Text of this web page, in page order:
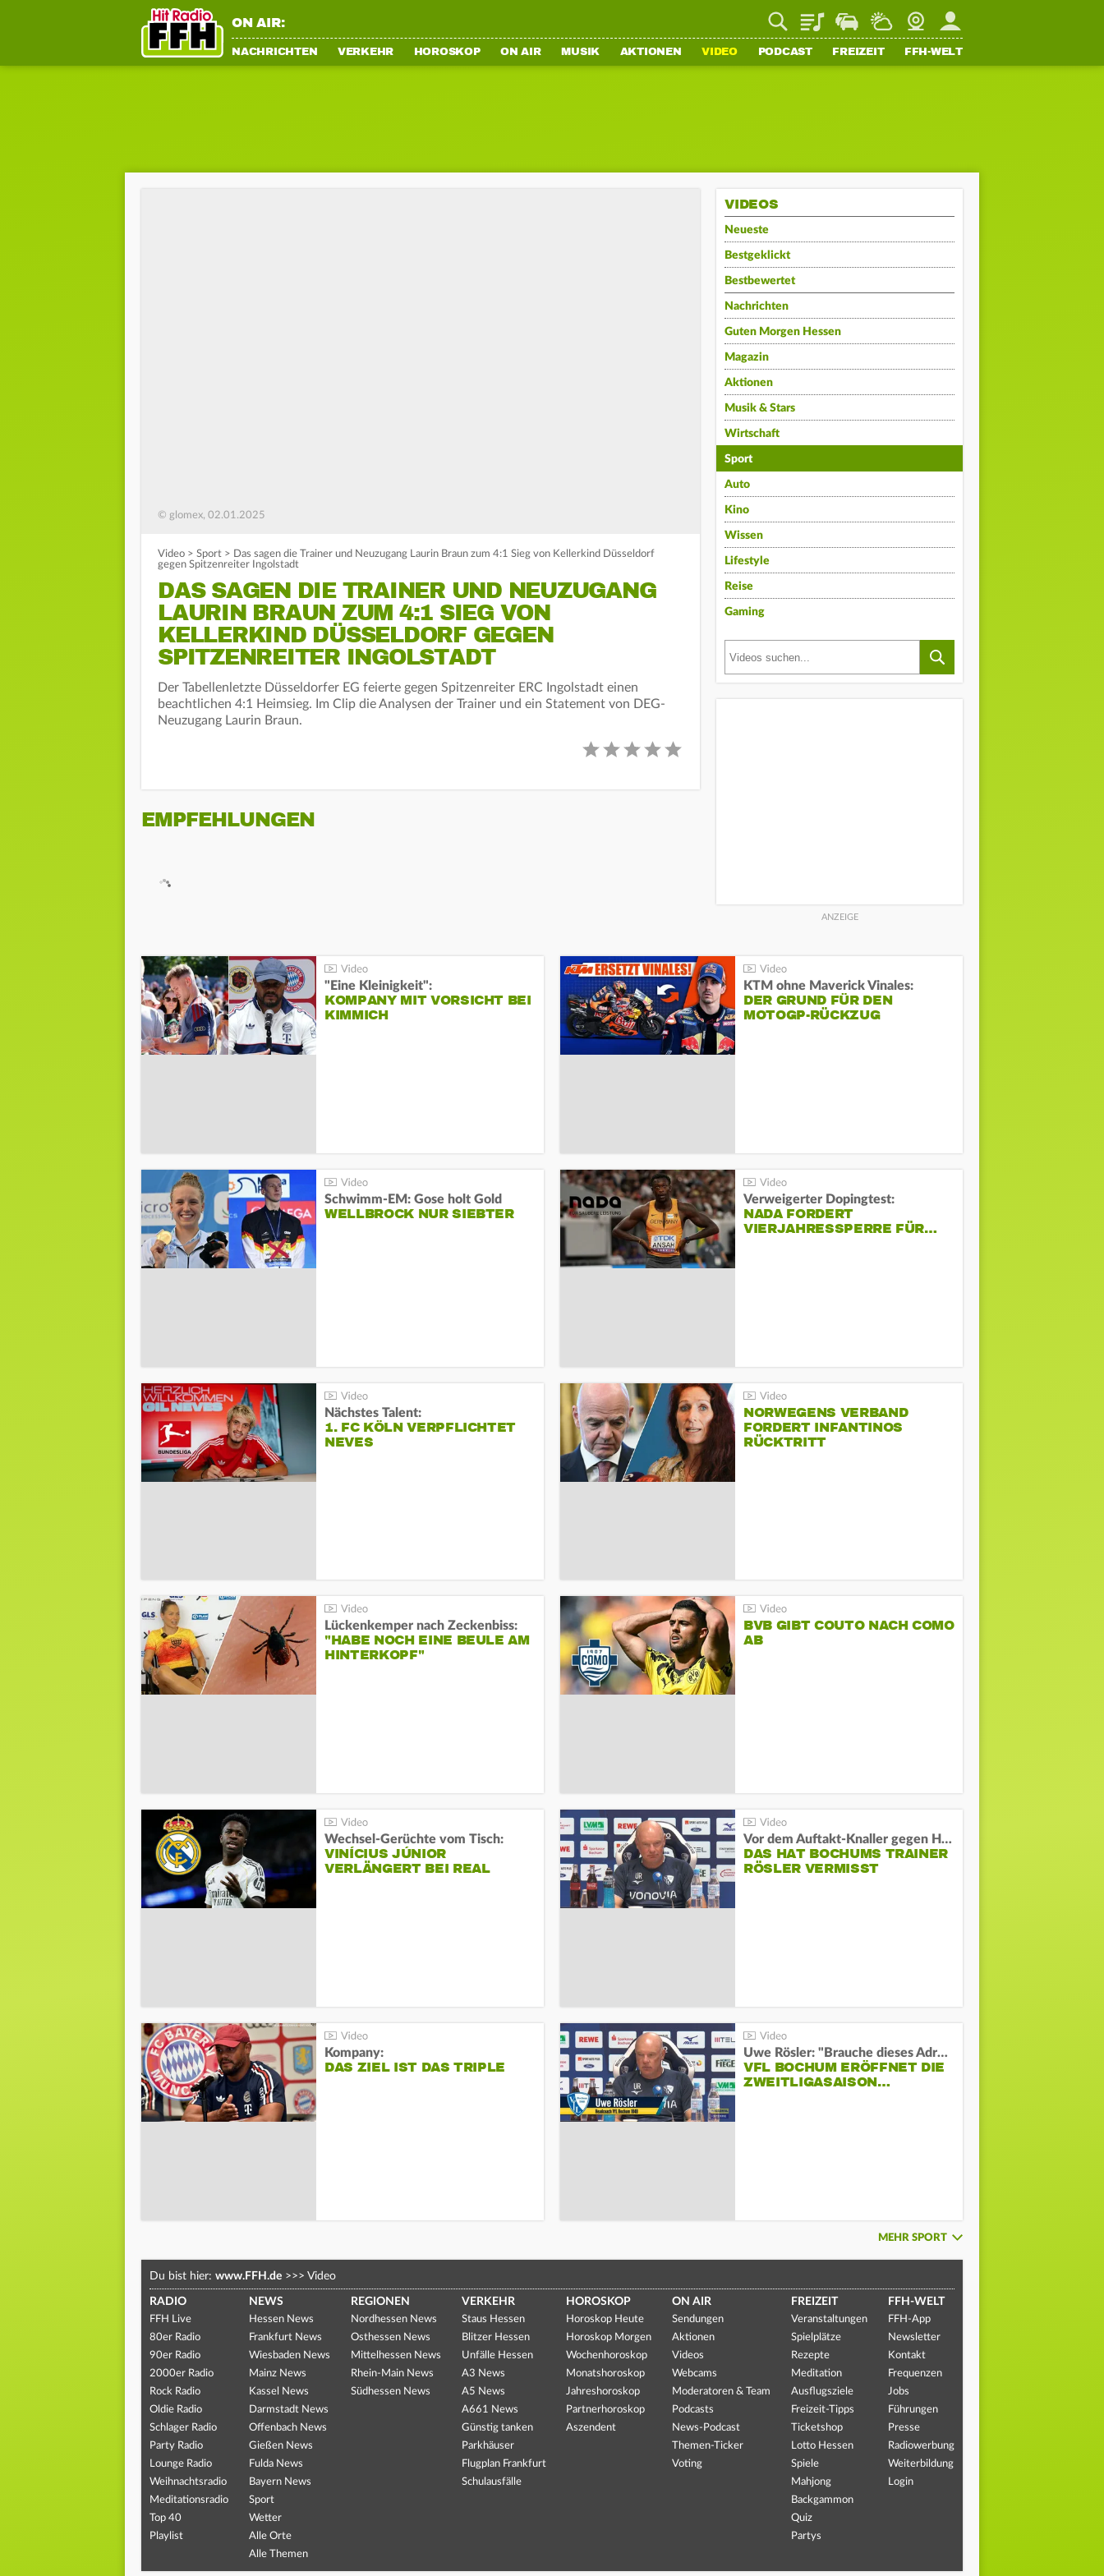
ON AIR: PlaylistStaupilotWetterWebcamMein FFH
NACHRICHTEN VERKEHR HOROSKOP ON AIR MUSIK AKTIONEN VIDEO PODCAST FREIZEIT FFH-WELT
© glomex, 02.01.2025
Video > Sport > Das sagen die Trainer und Neuzugang Laurin Braun zum 4:1 Sieg von Kellerkind Düsseldorf
gegen Spitzenreiter Ingolstadt
DAS SAGEN DIE TRAINER UND NEUZUGANG
LAURIN BRAUN ZUM 4:1 SIEG VON
KELLERKIND DÜSSELDORF GEGEN
SPITZENREITER INGOLSTADT
Der Tabellenletzte Düsseldorfer EG feierte gegen Spitzenreiter ERC Ingolstadt einen
beachtlichen 4:1 Heimsieg. Im Clip die Analysen der Trainer und ein Statement von DEG-
Neuzugang Laurin Braun.
EMPFEHLUNGEN
VIDEOS
Neueste
Bestgeklickt
Bestbewertet
Nachrichten
Guten Morgen Hessen
Magazin
Aktionen
Musik & Stars
Wirtschaft
Sport
Auto
Kino
Wissen
Lifestyle
Reise
Gaming
"Eine Kleinigkeit":
KOMPANY MIT VORSICHT BEI
KIMMICH
KTM ohne Maverick Vinales:
DER GRUND FÜR DEN
MOTOGP-RÜCKZUG
Schwimm-EM: Gose holt Gold
WELLBROCK NUR SIEBTER
Verweigerter Dopingtest:
NADA FORDERT
VIERJAHRESSPERRE FÜR…
Nächstes Talent:
1. FC KÖLN VERPFLICHTET
NEVES
NORWEGENS VERBAND
FORDERT INFANTINOS
RÜCKTRITT
Lückenkemper nach Zeckenbiss:
"HABE NOCH EINE BEULE AM
HINTERKOPF"
BVB GIBT COUTO NACH COMO
AB
Wechsel-Gerüchte vom Tisch:
VINÍCIUS JÚNIOR
VERLÄNGERT BEI REAL
Vor dem Auftakt-Knaller gegen Hertha:
DAS HAT BOCHUMS TRAINER
RÖSLER VERMISST
Kompany:
DAS ZIEL IST DAS TRIPLE
Uwe Rösler: "Brauche dieses Adrenalin"
VFL BOCHUM ERÖFFNET DIE
ZWEITLIGASAISON…
MEHR SPORT
Du bist hier: www.FFH.de >>> Video
RADIO
FFH Live
80er Radio
90er Radio
2000er Radio
Rock Radio
Oldie Radio
Schlager Radio
Party Radio
Lounge Radio
Weihnachtsradio
Meditationsradio
Top 40
Playlist
NEWS
Hessen News
Frankfurt News
Wiesbaden News
Mainz News
Kassel News
Darmstadt News
Offenbach News
Gießen News
Fulda News
Bayern News
Sport
Wetter
Alle Orte
Alle Themen
REGIONEN
Nordhessen News
Osthessen News
Mittelhessen News
Rhein-Main News
Südhessen News
VERKEHR
Staus Hessen
Blitzer Hessen
Unfälle Hessen
A3 News
A5 News
A661 News
Günstig tanken
Parkhäuser
Flugplan Frankfurt
Schulausfälle
HOROSKOP
Horoskop Heute
Horoskop Morgen
Wochenhoroskop
Monatshoroskop
Jahreshoroskop
Partnerhoroskop
Aszendent
ON AIR
Sendungen
Aktionen
Videos
Webcams
Moderatoren & Team
Podcasts
News-Podcast
Themen-Ticker
Voting
FREIZEIT
Veranstaltungen
Spielplätze
Rezepte
Meditation
Ausflugsziele
Freizeit-Tipps
Ticketshop
Lotto Hessen
Spiele
Mahjong
Backgammon
Quiz
Partys
FFH-WELT
FFH-App
Newsletter
Kontakt
Frequenzen
Jobs
Führungen
Presse
Radiowerbung
Weiterbildung
Login